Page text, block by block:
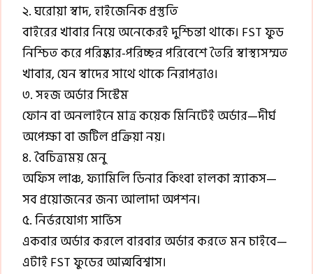
২. ঘরোয়া স্বাদ, হাইজেনিক প্রস্তুতি
বাইরের খাবার নিয়ে অনেকেরই দুশ্চিন্তা থাকে। FST ফুড
নিশ্চিত করে পরিষ্কার-পরিচ্ছন্ন পরিবেশে তৈরি স্বাস্থ্যসম্মত
খাবার, যেন স্বাদের সাথে থাকে নিরাপত্তাও।
৩. সহজ অর্ডার সিস্টেম
ফোন বা অনলাইনে মাত্র কয়েক মিনিটেই অর্ডার—দীর্ঘ
অপেক্ষা বা জটিল প্রক্রিয়া নয়।
৪. বৈচিত্র্যময় মেনু
অফিস লাঞ্চ, ফ্যামিলি ডিনার কিংবা হালকা স্ন্যাকস—
সব প্রয়োজনের জন্য আলাদা অপশন।
৫. নির্ভরযোগ্য সার্ভিস
একবার অর্ডার করলে বারবার অর্ডার করতে মন চাইবে—
এটাই FST ফুডের আত্মবিশ্বাস।